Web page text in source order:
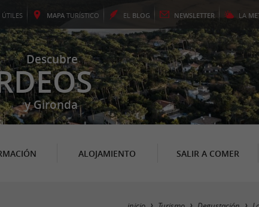
ÚTILES MAPA TURÍSTICO EL BLOG NEWSLETTER LA
Descubre
y Gironda
ALOJAMIENTO SALIR A COMER